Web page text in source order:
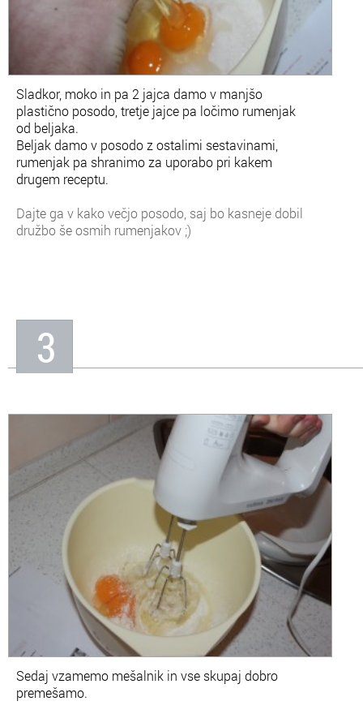
Sladkor, moko in pa 2 jajca damo v manjšo
plastično posodo, tretje jajce pa ločimo rumenjak
od beljaka.
Beljak damo v posodo z ostalimi sestavinami,
rumenjak pa shranimo za uporabo pri kakem
drugem receptu.
Dajte ga v kako večjo posodo, saj bo kasneje dobil
družbo še osmih rumenjakov ;)
3
Sedaj vzamemo mešalnik in vse skupaj dobro
premešamo.